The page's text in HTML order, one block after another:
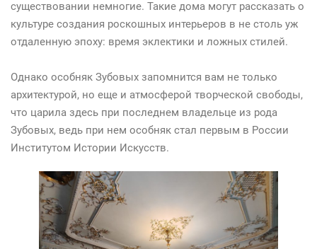
существовании немногие. Такие дома могут рассказать о
культуре создания роскошных интерьеров в не столь уж
отдаленную эпоху: время эклектики и ложных стилей.
Однако особняк Зубовых запомнится вам не только
архитектурой, но еще и атмосферой творческой свободы,
что царила здесь при последнем владельце из рода
Зубовых, ведь при нем особняк стал первым в России
Институтом Истории Искусств.